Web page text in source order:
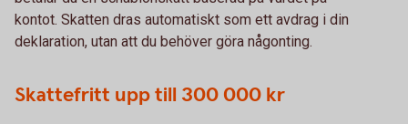
kontot. Skatten dras automatiskt som ett avdrag i din
deklaration, utan att du behöver göra någonting.
Skattefritt upp till 300 000 kr